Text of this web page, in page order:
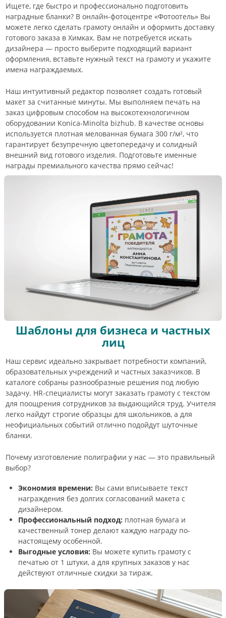
Ищете, где быстро и профессионально подготовить
наградные бланки? В онлайн-фотоцентре «Фотоотель» Вы
можете легко сделать грамоту онлайн и оформить доставку
готового заказа в Химках. Вам не потребуется искать
дизайнера — просто выберите подходящий вариант
оформления, вставьте нужный текст на грамоту и укажите
имена награждаемых.
Наш интуитивный редактор позволяет создать готовый
макет за считанные минуты. Мы выполняем печать на
заказ цифровым способом на высокотехнологичном
оборудовании Konica-Minolta bizhub. В качестве основы
используется плотная мелованная бумага 300 г/м², что
гарантирует безупречную цветопередачу и солидный
внешний вид готового изделия. Подготовьте именные
награды премиального качества прямо сейчас!
Шаблоны для бизнеса и частных
лиц
Наш сервис идеально закрывает потребности компаний,
образовательных учреждений и частных заказчиков. В
каталоге собраны разнообразные решения под любую
задачу. HR-специалисты могут заказать грамоту с текстом
для поощрения сотрудников за выдающийся труд. Учителя
легко найдут строгие образцы для школьников, а для
неофициальных событий отлично подойдут шуточные
бланки.
Почему изготовление полиграфии у нас — это правильный
выбор?
Экономия времени: Вы сами вписываете текст
награждения без долгих согласований макета с
дизайнером.
Профессиональный подход: плотная бумага и
качественный тонер делают каждую награду по-
настоящему особенной.
Выгодные условия: Вы можете купить грамоту с
печатью от 1 штуки, а для крупных заказов у нас
действуют отличные скидки за тираж.